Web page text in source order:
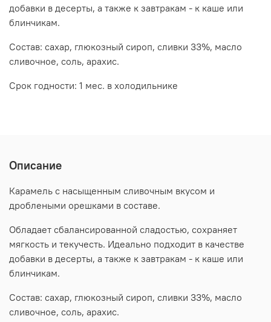
добавки в десерты, а также к завтракам - к каше или
блинчикам.
Состав: сахар, глюкозный сироп, сливки 33%, масло
сливочное, соль, арахис.
Срок годности: 1 мес. в холодильнике
Описание
Карамель с насыщенным сливочным вкусом и
дроблеными орешками в составе.
Обладает сбалансированной сладостью, сохраняет
мягкость и текучесть. Идеально подходит в качестве
добавки в десерты, а также к завтракам - к каше или
блинчикам.
Состав: сахар, глюкозный сироп, сливки 33%, масло
сливочное, соль, арахис.